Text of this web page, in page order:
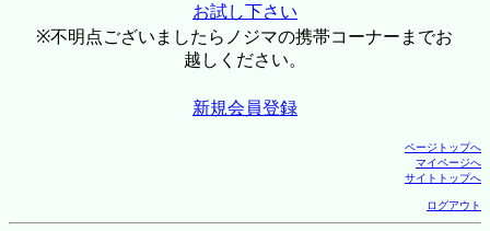
お試し下さい
※不明点ございましたらノジマの携帯コーナーまでお
越しください。
新規会員登録
ページトップへ
マイページへ
サイトトップへ
ログアウト